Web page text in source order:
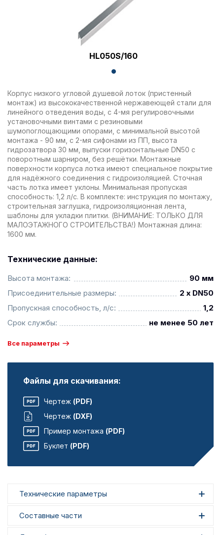
HL050S/160
Корпус низкого угловой душевой лоток (пристенный
монтаж) из высококачественной нержавеющей стали для
линейного отведения воды, с 4-мя регулировочными
установочными винтами с резиновыми
шумопоглощающими опорами, с минимальной высотой
монтажа - 90 мм, с 2-мя сифонами из ПП, высота
гидрозатвора 30 мм, выпуски горизонтальные DN50 с
поворотным шарниром, без решётки. Монтажные
поверхности корпуса лотка имеют специальное покрытие
для надёжного соединения с гидроизоляцией. Сточная
часть лотка имеет уклоны. Минимальная пропуская
способность: 1,2 л/с. В комплекте: инструкция по монтажу,
строительная заглушка, гидроизоляционная лента,
шаблоны для укладки плитки. (ВНИМАНИЕ: ТОЛЬКО ДЛЯ
МАЛОЭТАЖНОГО СТРОИТЕЛЬСТВА!) Монтажная длина:
1600 мм.
Технические данные:
Высота монтажа:
90 мм
Присоединительные размеры:
2 x DN50
Пропускная способность, л/с:
1,2
Срок службы:
не менее 50 лет
Все параметры
Файлы для скачивания:
Чертеж (PDF)
Чертеж (DXF)
Пример монтажа (PDF)
Буклет (PDF)
Технические параметры
Составные части